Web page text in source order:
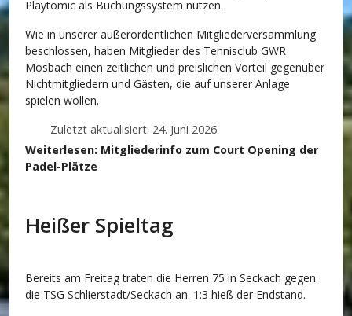
Playtomic als Buchungssystem nutzen.
Wie in unserer außerordentlichen Mitgliederversammlung
beschlossen, haben Mitglieder des Tennisclub GWR
Mosbach einen zeitlichen und preislichen Vorteil gegenüber
Nichtmitgliedern und Gästen, die auf unserer Anlage
spielen wollen.
Zuletzt aktualisiert: 24. Juni 2026
Weiterlesen: Mitgliederinfo zum Court Opening der
Padel-Plätze
Heißer Spieltag
Bereits am Freitag traten die Herren 75 in Seckach gegen
die TSG Schlierstadt/Seckach an. 1:3 hieß der Endstand.